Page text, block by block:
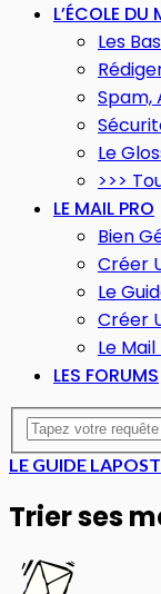
L’ÉCOLE DU
Les
Spam,
Le
>>>
LE MAIL PRO
Bien
Créer
Le
Créer
Le
LES FORUMS
LE GUIDE
Trier ses